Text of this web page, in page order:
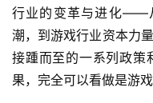
行业的变革与进化——
潮，到游戏行业资本力
接踵而至的一系列政策
果，完全可以看做是游